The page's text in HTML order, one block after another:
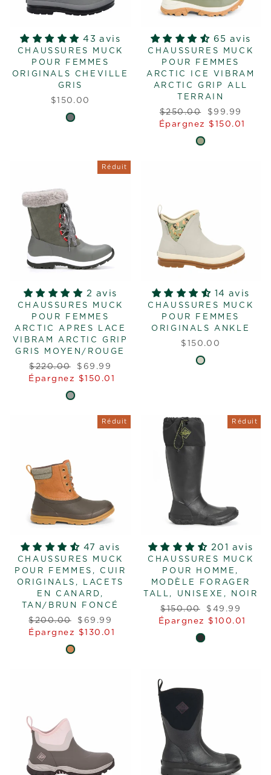
43 avis
CHAUSSURES MUCK
POUR FEMMES
ORIGINALS CHEVILLE
GRIS
$150.00
65 avis
CHAUSSURES MUCK
POUR FEMMES
ARCTIC ICE VIBRAM
ARCTIC GRIP ALL
TERRAIN
Prix
régulier
$250.00
Prix
réduit
$99.99
Épargnez $150.01
Réduit
2 avis
CHAUSSURES MUCK
POUR FEMMES
ARCTIC APRES LACE
VIBRAM ARCTIC GRIP
GRIS MOYEN/ROUGE
Prix
régulier
$220.00
Prix
réduit
$69.99
Épargnez $150.01
14 avis
CHAUSSURES MUCK
POUR FEMMES
ORIGINALS ANKLE
$150.00
Réduit
47 avis
CHAUSSURES MUCK
POUR FEMMES, CUIR
ORIGINALS, LACETS
EN CANARD,
TAN/BRUN FONCÉ
Prix
régulier
$200.00
Prix
réduit
$69.99
Épargnez $130.01
Réduit
201 avis
CHAUSSURES MUCK
POUR HOMME,
MODÈLE FORAGER
TALL, UNISEXE, NOIR
Prix
régulier
$150.00
Prix
réduit
$49.99
Épargnez $100.01